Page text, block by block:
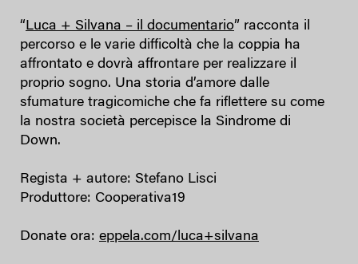
“Luca + Silvana – il documentario” racconta il
percorso e le varie difficoltà che la coppia ha
affrontato e dovrà affrontare per realizzare il
proprio sogno. Una storia d’amore dalle
sfumature tragicomiche che fa riflettere su come
la nostra società percepisce la Sindrome di
Down.
Regista + autore: Stefano Lisci
Produttore: Cooperativa19
Donate ora: eppela.com/luca+silvana